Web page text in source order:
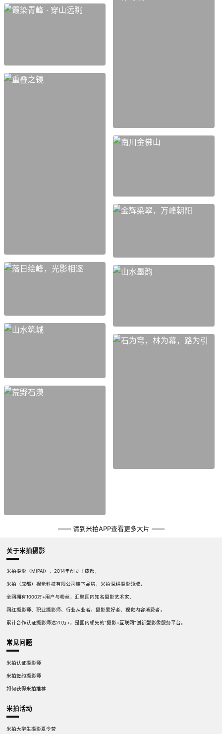
—— 请到米拍APP查看更多大片 ——
关于米拍摄影
米拍摄影（MIPAI），2014年创立于成都，
米拍（成都）视觉科技有限公司旗下品牌，米拍深耕摄影领域，
全网拥有1000万+用户与粉丝，汇聚国内知名摄影艺术家、
网红摄影师、职业摄影师、行业从业者、摄影爱好者、视觉内容消费者，
累计合作认证摄影师达20万+，是国内领先的“摄影+互联网”创新型影像服务平台。
常见问题
米拍认证摄影师
米拍签约摄影师
如何获得米拍推荐
米拍活动
米拍大学生摄影夏令营